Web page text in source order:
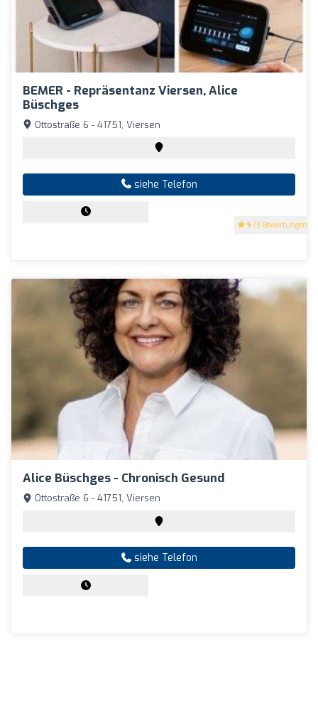
BEMER - Repräsentanz Viersen, Alice
Büschges
5 (3 Bewertungen)
Ottostraße 6 - 41751, Viersen
siehe Telefon
Alice Büschges - Chronisch Gesund
Ottostraße 6 - 41751, Viersen
siehe Telefon